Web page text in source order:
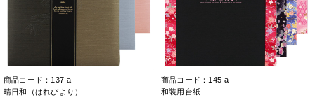
商品コード：137-a
晴日和（はれびより）
商品コード：145-a
和装用台紙